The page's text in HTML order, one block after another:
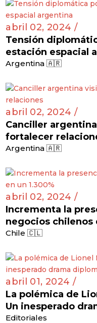
abril 02, 2024 /
Tensión
estación espacial
Argentina 🇦🇷
abril 02, 2024 /
Canciller
fortalecer
Argentina 🇦🇷
abril 02, 2024 /
Incrementa la
negocios chilenos
Chile 🇨🇱
abril 01, 2024 /
La polémica de
Un inesperado
Editoriales